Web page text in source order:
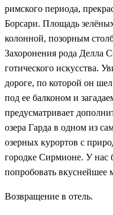
римского периода,
Борсари. Площадь
колонной, позорным
Захоронения рода Делла
готического искусства.
дороге, по которой он
под ее балконом и
предусматривает
озера Гарда в одном из
озерных курортов с
городке Сирмионе. У нас
попробовать вкуснейшее
Возвращение в отель.